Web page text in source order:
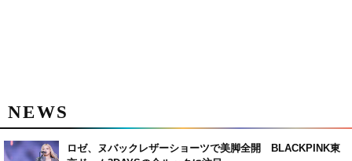
NEWS
ロゼ、ヌバックレザーショーツで美脚全開 BLACKPINK東